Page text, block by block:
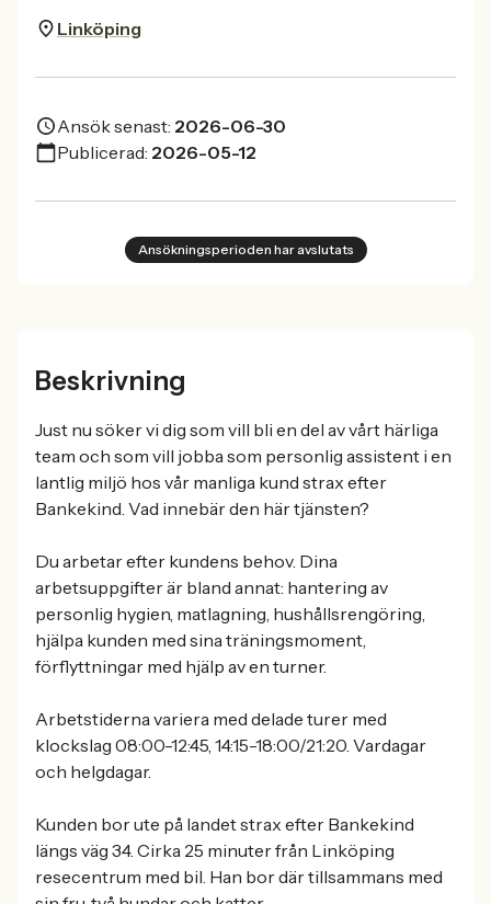
Linköping
Ansök senast: 2026-06-30
Publicerad: 2026-05-12
Ansökningsperioden har avslutats
Beskrivning
Just nu söker vi dig som vill bli en del av vårt härliga
team och som vill jobba som personlig assistent i en
lantlig miljö hos vår manliga kund strax efter
Bankekind. Vad innebär den här tjänsten?
Du arbetar efter kundens behov. Dina
arbetsuppgifter är bland annat: hantering av
personlig hygien, matlagning, hushållsrengöring,
hjälpa kunden med sina träningsmoment,
förflyttningar med hjälp av en turner.
Arbetstiderna variera med delade turer med
klockslag 08:00-12:45, 14:15-18:00/21:20. Vardagar
och helgdagar.
Kunden bor ute på landet strax efter Bankekind
längs väg 34. Cirka 25 minuter från Linköping
resecentrum med bil. Han bor där tillsammans med